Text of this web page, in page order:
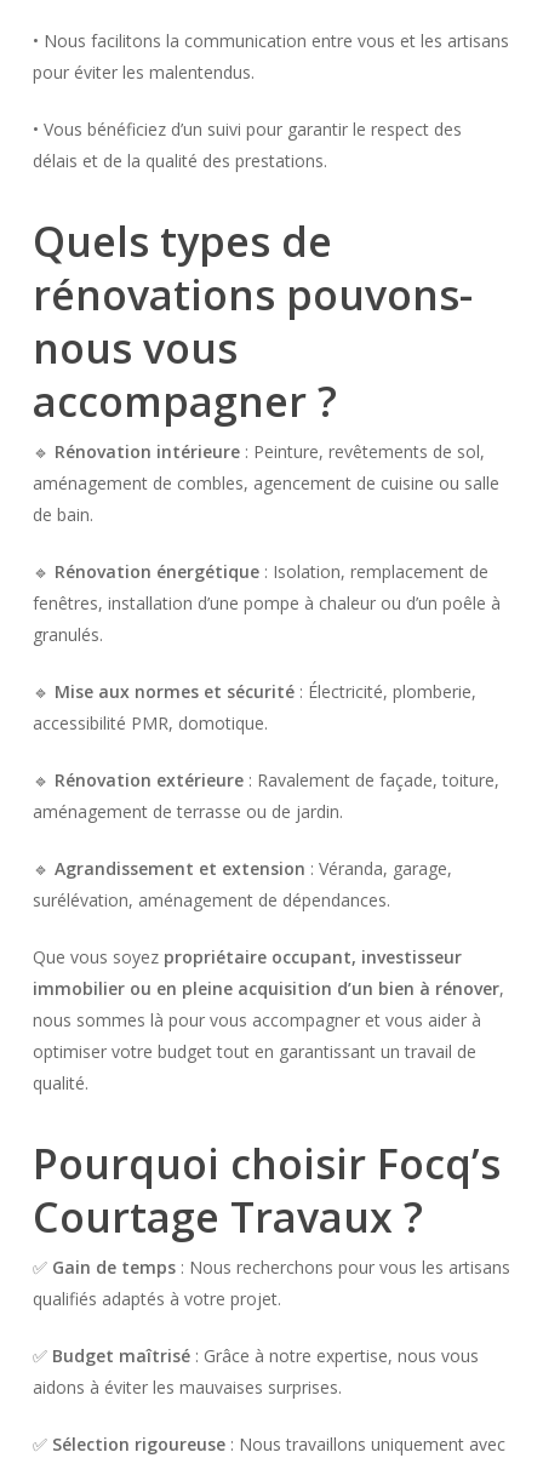
• Nous facilitons la communication entre vous et les artisans
pour éviter les malentendus.
• Vous bénéficiez d’un suivi pour garantir le respect des
délais et de la qualité des prestations.
Quels types de
rénovations pouvons-
nous vous
accompagner ?
🔹 Rénovation intérieure: Peinture, revêtements de sol,
aménagement de combles, agencement de cuisine ou salle
de bain.
🔹 Rénovation énergétique: Isolation, remplacement de
fenêtres, installation d’une pompe à chaleur ou d’un poêle à
granulés.
🔹 Mise aux normes et sécurité: Électricité, plomberie,
accessibilité PMR, domotique.
🔹 Rénovation extérieure: Ravalement de façade, toiture,
aménagement de terrasse ou de jardin.
🔹 Agrandissement et extension : Véranda, garage,
surélévation, aménagement de dépendances.
Que vous soyez propriétaire occupant, investisseur
immobilier ou en pleine acquisition d’un bien à rénover,
nous sommes là pour vous accompagner et vous aider à
optimiser votre budget tout en garantissant un travail de
qualité.
Pourquoi choisir Focq’s
Courtage Travaux ?
✅ Gain de temps: Nous recherchons pour vous les artisans
qualifiés adaptés à votre projet.
✅ Budget maîtrisé: Grâce à notre expertise, nous vous
aidons à éviter les mauvaises surprises.
✅ Sélection rigoureuse: Nous travaillons uniquement avec